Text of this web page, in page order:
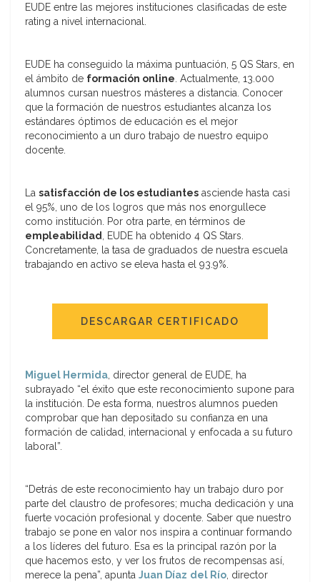
EUDE entre las mejores instituciones clasificadas de este
rating a nivel internacional.
EUDE ha conseguido la máxima puntuación, 5 QS Stars, en
el ámbito de formación online. Actualmente, 13.000
alumnos cursan nuestros másteres a distancia. Conocer
que la formación de nuestros estudiantes alcanza los
estándares óptimos de educación es el mejor
reconocimiento a un duro trabajo de nuestro equipo
docente.
La satisfacción de los estudiantes asciende hasta casi
el 95%, uno de los logros que más nos enorgullece
como institución. Por otra parte, en términos de
empleabilidad, EUDE ha obtenido 4 QS Stars.
Concretamente, la tasa de graduados de nuestra escuela
trabajando en activo se eleva hasta el 93.9%.
DESCARGAR CERTIFICADO
Miguel Hermida, director general de EUDE, ha
subrayado “el éxito que este reconocimiento supone para
la institución. De esta forma, nuestros alumnos pueden
comprobar que han depositado su confianza en una
formación de calidad, internacional y enfocada a su futuro
laboral”.
“Detrás de este reconocimiento hay un trabajo duro por
parte del claustro de profesores; mucha dedicación y una
fuerte vocación profesional y docente. Saber que nuestro
trabajo se pone en valor nos inspira a continuar formando
a los líderes del futuro. Esa es la principal razón por la
que hacemos esto, y ver los frutos de recompensas así,
merece la pena”, apunta Juan Díaz del Río, director